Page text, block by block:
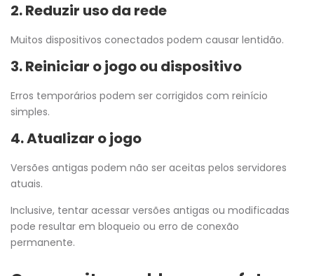
2. Reduzir uso da rede
Muitos dispositivos conectados podem causar lentidão.
3. Reiniciar o jogo ou dispositivo
Erros temporários podem ser corrigidos com reinício
simples.
4. Atualizar o jogo
Versões antigas podem não ser aceitas pelos servidores
atuais.
Inclusive, tentar acessar versões antigas ou modificadas
pode resultar em bloqueio ou erro de conexão
permanente.